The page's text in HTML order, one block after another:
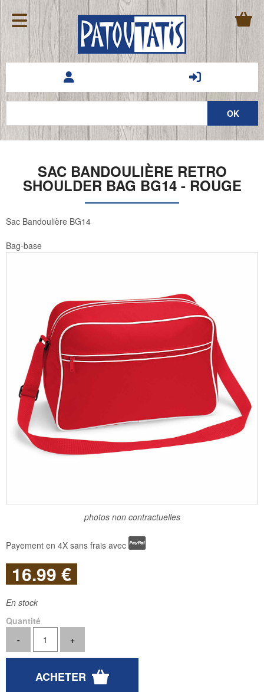
SAC BANDOULIÈRE RETRO
SHOULDER BAG BG14 - ROUGE
Sac Bandoulière BG14
Bag-base
photos non contractuelles
Payement en 4X sans frais avec
16.99 €
En stock
Quantité